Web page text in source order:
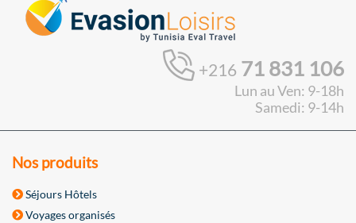
+216 71 831 106
Lun au Ven: 9-18h
Samedi: 9-14h
Nos produits
Séjours Hôtels
Voyages organisés